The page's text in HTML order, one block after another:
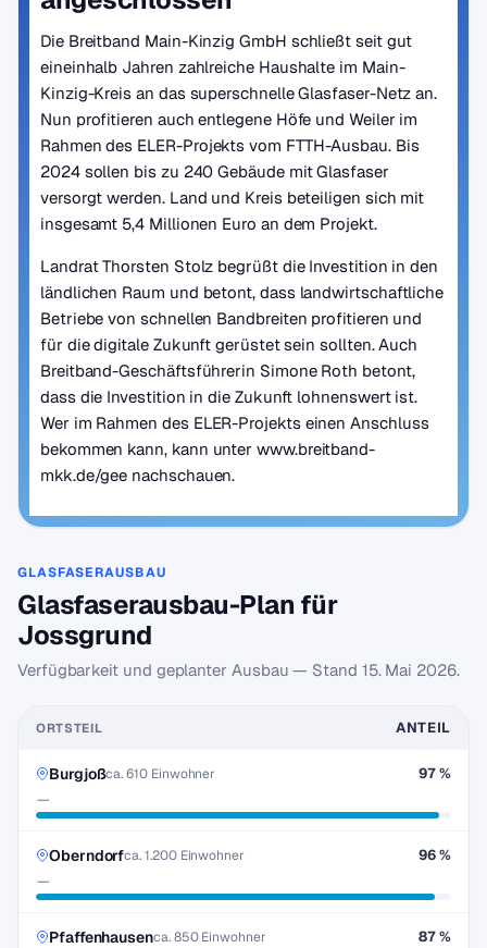
Die Breitband Main-Kinzig GmbH schließt seit gut
eineinhalb Jahren zahlreiche Haushalte im Main-
Kinzig-Kreis an das superschnelle Glasfaser-Netz an.
Nun profitieren auch entlegene Höfe und Weiler im
Rahmen des ELER-Projekts vom FTTH-Ausbau. Bis
2024 sollen bis zu 240 Gebäude mit Glasfaser
versorgt werden. Land und Kreis beteiligen sich mit
insgesamt 5,4 Millionen Euro an dem Projekt.
Landrat Thorsten Stolz begrüßt die Investition in den
ländlichen Raum und betont, dass landwirtschaftliche
Betriebe von schnellen Bandbreiten profitieren und
für die digitale Zukunft gerüstet sein sollten. Auch
Breitband-Geschäftsführerin Simone Roth betont,
dass die Investition in die Zukunft lohnenswert ist.
Wer im Rahmen des ELER-Projekts einen Anschluss
bekommen kann, kann unter www.breitband-
mkk.de/gee nachschauen.
GLASFASERAUSBAU
Glasfaserausbau-Plan für
Jossgrund
Verfügbarkeit und geplanter Ausbau — Stand 15. Mai 2026.
ORTSTEIL ANTEIL
Burgjoßca. 610 Einwohner
—
97 %
Oberndorfca. 1.200 Einwohner
—
96 %
Pfaffenhausenca. 850 Einwohner 87 %